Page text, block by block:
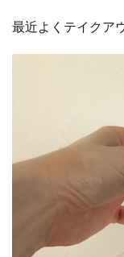
最近よくテイクア